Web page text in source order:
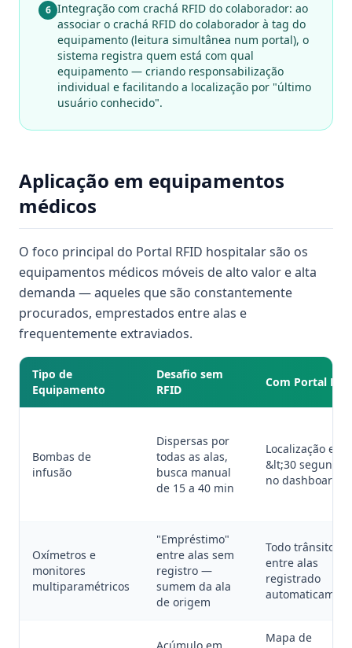
6 Integração com crachá RFID do colaborador: ao
associar o crachá RFID do colaborador à tag do
equipamento (leitura simultânea num portal), o
sistema registra quem está com qual
equipamento — criando responsabilização
individual e facilitando a localização por "último
usuário conhecido".
Aplicação em equipamentos
médicos
O foco principal do Portal RFID hospitalar são os
equipamentos médicos móveis de alto valor e alta
demanda — aqueles que são constantemente
procurados, emprestados entre alas e
frequentemente extraviados.
Tipo de
Equipamento
Desafio sem
RFID
Com Portal
Bombas de
infusão
Dispersas por
todas as alas,
busca manual
de 15 a 40 min
Localização em
&lt;30 segundos
no dashboard
Oxímetros e
monitores
multiparamétricos
"Empréstimo"
entre alas sem
registro —
sumem da ala
de origem
Todo trânsito
entre alas
registrado
Mapa de